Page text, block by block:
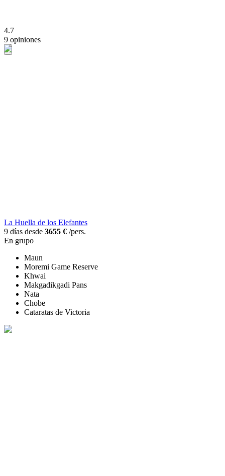
4.7
9 opiniones
La Huella de los Elefantes
9 días desde 3655 € /pers.
En grupo
Maun
Moremi Game Reserve
Khwai
Makgadikgadi Pans
Nata
Chobe
Cataratas de Victoria